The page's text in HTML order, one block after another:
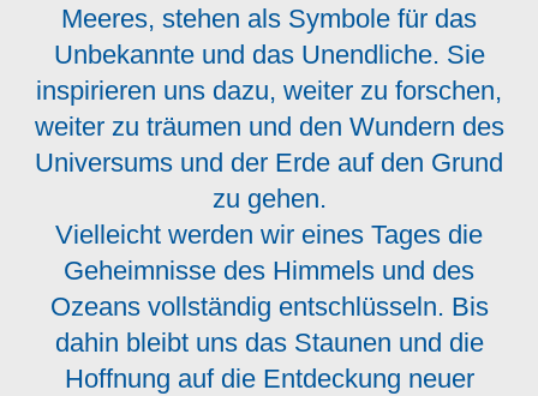
Meeres, stehen als Symbole für das
Unbekannte und das Unendliche. Sie
inspirieren uns dazu, weiter zu forschen,
weiter zu träumen und den Wundern des
Universums und der Erde auf den Grund
zu gehen.
Vielleicht werden wir eines Tages die
Geheimnisse des Himmels und des
Ozeans vollständig entschlüsseln. Bis
dahin bleibt uns das Staunen und die
Hoffnung auf die Entdeckung neuer